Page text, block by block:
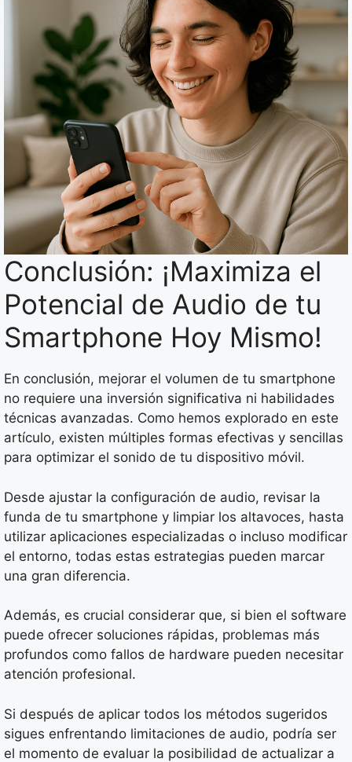
Conclusión: ¡Maximiza el
Potencial de Audio de tu
Smartphone Hoy Mismo!
En conclusión, mejorar el volumen de tu smartphone
no requiere una inversión significativa ni habilidades
técnicas avanzadas. Como hemos explorado en este
artículo, existen múltiples formas efectivas y sencillas
para optimizar el sonido de tu dispositivo móvil.
Desde ajustar la configuración de audio, revisar la
funda de tu smartphone y limpiar los altavoces, hasta
utilizar aplicaciones especializadas o incluso modificar
el entorno, todas estas estrategias pueden marcar
una gran diferencia.
Además, es crucial considerar que, si bien el software
puede ofrecer soluciones rápidas, problemas más
profundos como fallos de hardware pueden necesitar
atención profesional.
Si después de aplicar todos los métodos sugeridos
sigues enfrentando limitaciones de audio, podría ser
el momento de evaluar la posibilidad de actualizar a